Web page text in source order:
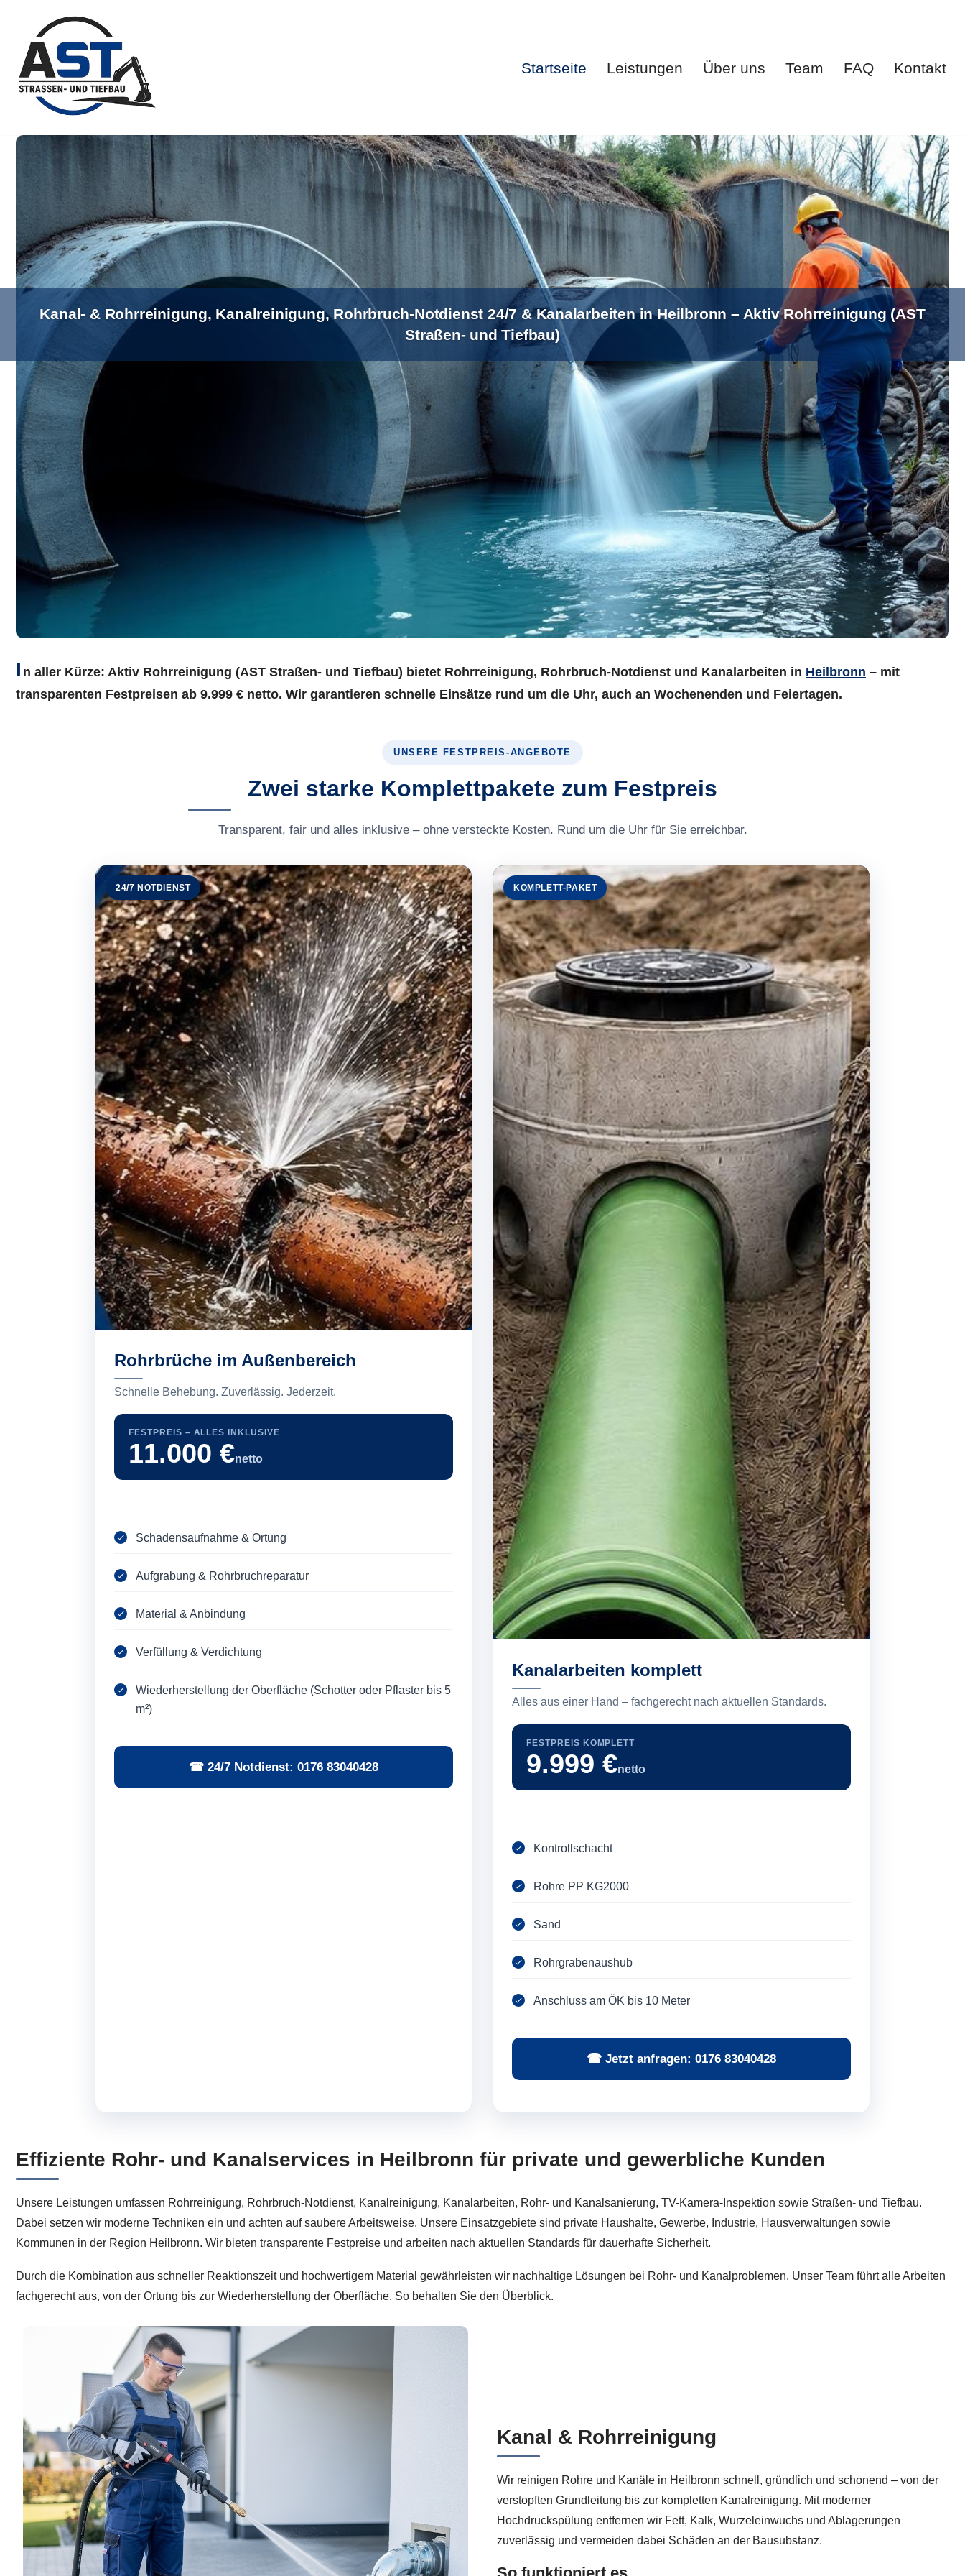
Zum
Inhalt
springen
Startseite Leistungen Über uns Team FAQ Kontakt
Startseite Leistungen Über uns Team FAQ Kontakt
Kanal- & Rohrreinigung, Kanalreinigung, Rohrbruch-Notdienst 24/7 & Kanalarbeiten in Heilbronn – Aktiv Rohrreinigung (AST
Straßen- und Tiefbau)
I n aller Kürze: Aktiv Rohrreinigung (AST Straßen- und Tiefbau) bietet Rohrreinigung, Rohrbruch-Notdienst und Kanalarbeiten in Heilbronn – mit
transparenten Festpreisen ab 9.999 € netto. Wir garantieren schnelle Einsätze rund um die Uhr, auch an Wochenenden und Feiertagen.
UNSERE FESTPREIS-ANGEBOTE
Zwei starke Komplettpakete zum Festpreis
Transparent, fair und alles inklusive – ohne versteckte Kosten. Rund um die Uhr für Sie erreichbar.
24/7 NOTDIENST
Rohrbrüche im Außenbereich
Schnelle Behebung. Zuverlässig. Jederzeit.
FESTPREIS – ALLES INKLUSIVE
11.000 €netto
Schadensaufnahme & Ortung
Aufgrabung & Rohrbruchreparatur
Material & Anbindung
Verfüllung & Verdichtung
Wiederherstellung der Oberfläche (Schotter oder Pflaster bis 5
m²)
☎ 24/7 Notdienst: 0176 83040428
KOMPLETT-PAKET
Kanalarbeiten komplett
Alles aus einer Hand – fachgerecht nach aktuellen Standards.
FESTPREIS KOMPLETT
9.999 €netto
Kontrollschacht
Rohre PP KG2000
Sand
Rohrgrabenaushub
Anschluss am ÖK bis 10 Meter
☎ Jetzt anfragen: 0176 83040428
Effiziente Rohr- und Kanalservices in Heilbronn für private und gewerbliche Kunden
Unsere Leistungen umfassen Rohrreinigung, Rohrbruch-Notdienst, Kanalreinigung, Kanalarbeiten, Rohr- und Kanalsanierung, TV-Kamera-Inspektion sowie Straßen- und Tiefbau.
Dabei setzen wir moderne Techniken ein und achten auf saubere Arbeitsweise. Unsere Einsatzgebiete sind private Haushalte, Gewerbe, Industrie, Hausverwaltungen sowie
Kommunen in der Region Heilbronn. Wir bieten transparente Festpreise und arbeiten nach aktuellen Standards für dauerhafte Sicherheit.
Durch die Kombination aus schneller Reaktionszeit und hochwertigem Material gewährleisten wir nachhaltige Lösungen bei Rohr- und Kanalproblemen. Unser Team führt alle Arbeiten
fachgerecht aus, von der Ortung bis zur Wiederherstellung der Oberfläche. So behalten Sie den Überblick.
Kanal & Rohrreinigung
Wir reinigen Rohre und Kanäle in Heilbronn schnell, gründlich und schonend – von der
verstopften Grundleitung bis zur kompletten Kanalreinigung. Mit moderner
Hochdruckspülung entfernen wir Fett, Kalk, Wurzeleinwuchs und Ablagerungen
zuverlässig und vermeiden dabei Schäden an der Bausubstanz.